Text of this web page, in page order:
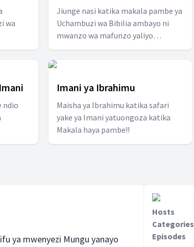
wa
Jiunge nasi katika makala pambe ya
Uchambuzi wa Bibilia ambayo ni
mwanzo wa mafunzo yaliyo
andaliwa katika msururu wa miezi
ndio
Imani ya Ibrahimu
Maisha ya Ibrahimu katika safari
yake ya Imani yatuongoza katika
Makala haya pambe!!
ya mwenyezi Mungu yanayo
Hosts
Categories
Episodes